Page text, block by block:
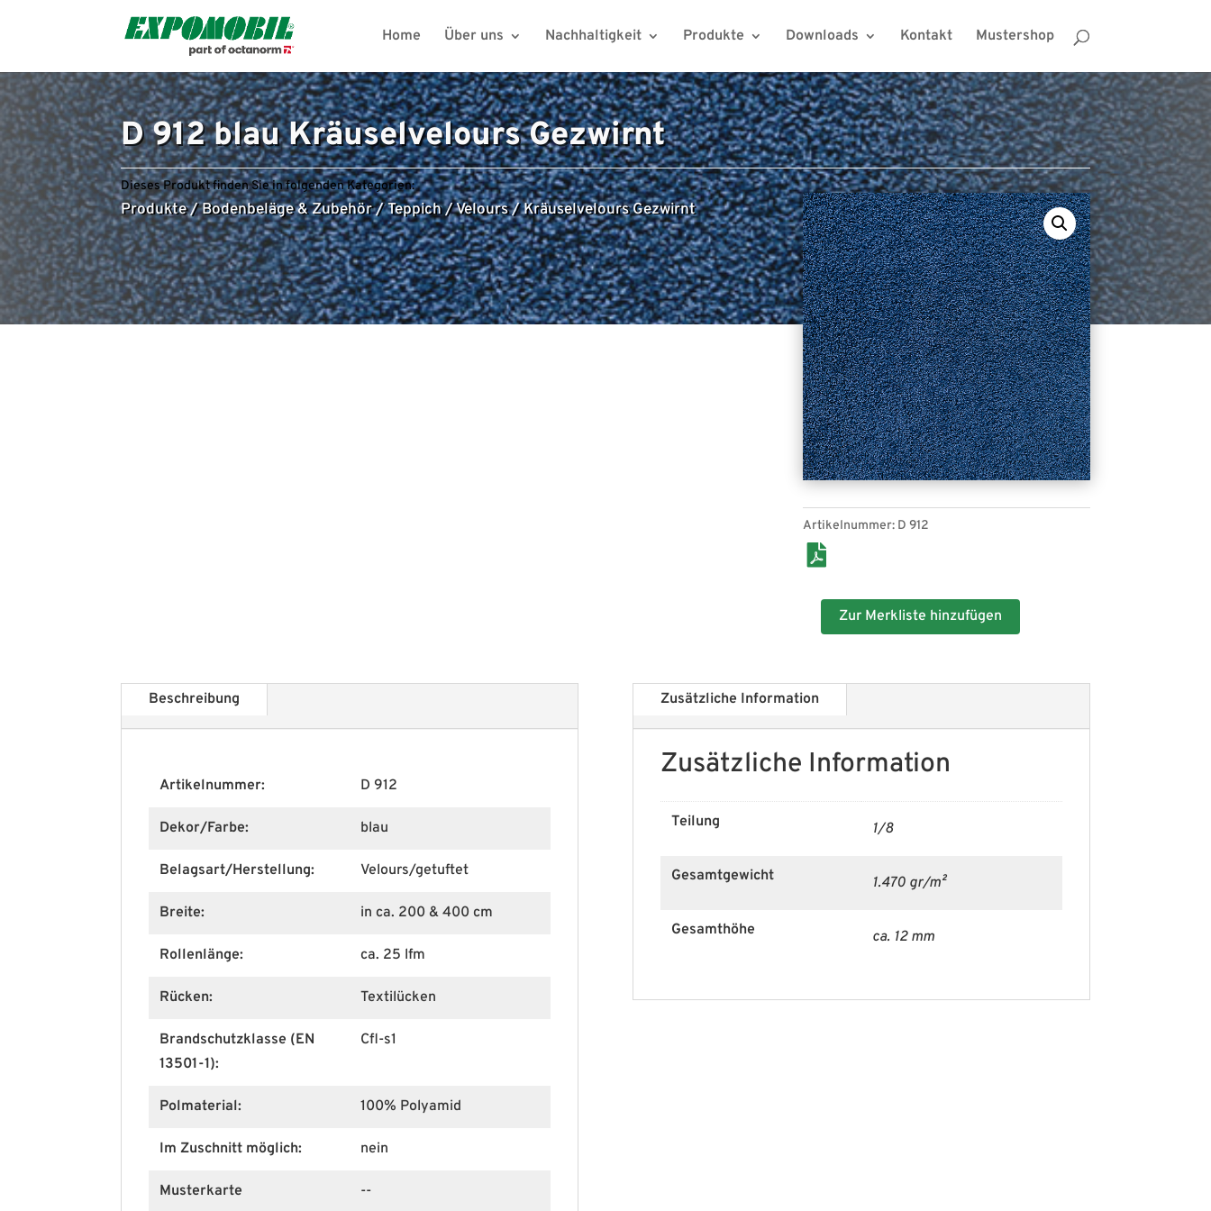
Home Über uns Nachhaltigkeit Produkte Downloads Kontakt Mustershop
D 912 blau Kräuselvelours Gezwirnt
Dieses Produkt finden Sie in folgenden Kategorien:
Produkte/Bodenbeläge & Zubehör/Teppich/Velours/Kräuselvelours Gezwirnt
Artikelnummer: D 912
Zur Merkliste hinzufügen
Beschreibung
Artikelnummer: D 912
Dekor/Farbe: blau
Belagsart/Herstellung: Velours/getuftet
Breite: in ca. 200 & 400 cm
Rollenlänge: ca. 25 lfm
Rücken: Textilücken
Brandschutzklasse (EN
13501-1):
Cfl-s1
Polmaterial: 100% Polyamid
Im Zuschnitt möglich: nein
Musterkarte --
Zusätzliche Information
Zusätzliche Information
Teilung 1/8
Gesamtgewicht 1.470 gr/m²
Gesamthöhe ca. 12 mm